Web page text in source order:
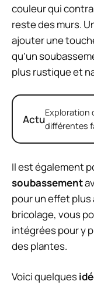
couleur qui
reste des murs.
ajouter une
qu’un
plus rustique et
ActuExploration
différentes
Il est également
soubassement
pour un effet
bricolage, vous
intégrées pour y
des plantes.
Voici quelques